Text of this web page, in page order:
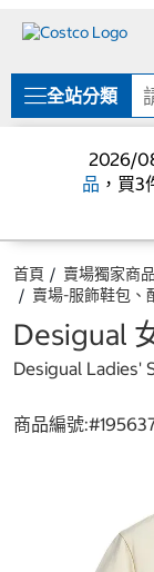
單
全站分類
2026/
品 ，買
首頁 賣場獨家商品
賣場-服飾鞋包、
Desigual
Desigual Ladies'
商品編號:#